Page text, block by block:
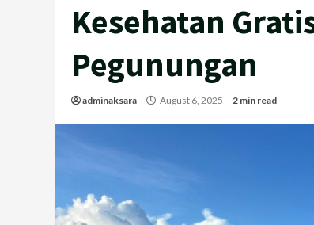
Kesehatan
Pegunungan
adminaksara August 6, 2025 2 min read